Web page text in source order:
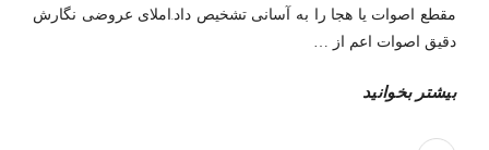
مقطع اصوات یا هجا را به آسانی تشخیص داد.املای عروضی نگارش
دقیق اصوات اعم از
بیشتر بخوانید